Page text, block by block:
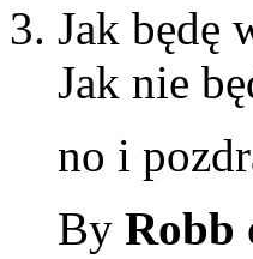
Jak będę
Jak nie
no i
By Robb